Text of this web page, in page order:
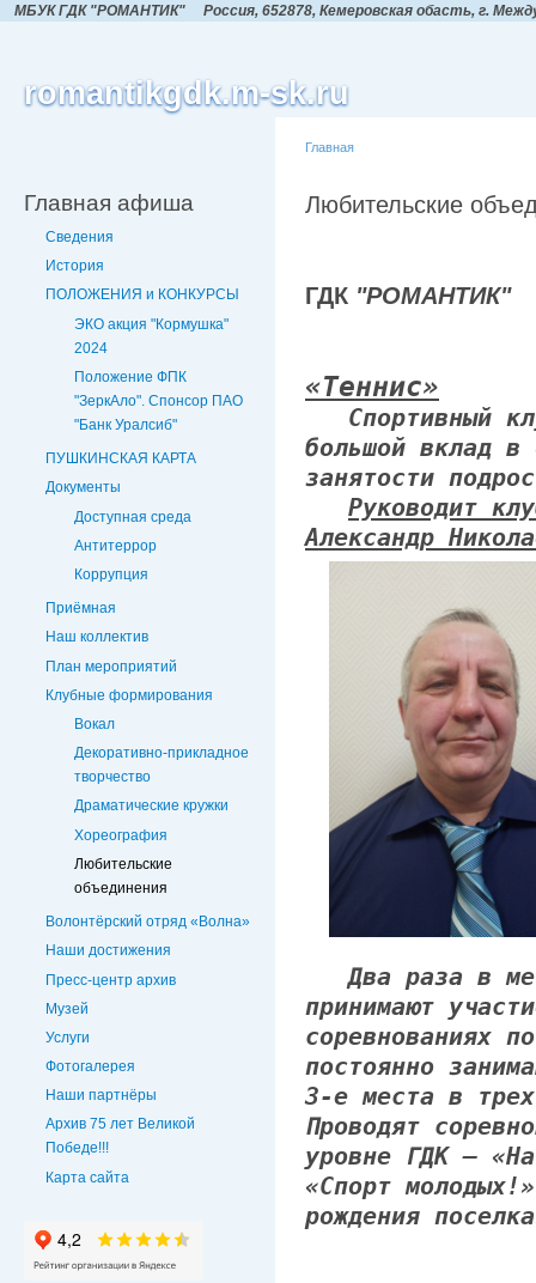
МБУК ГДК "РОМАНТИК" Россия, 652878, Кемеровская обасть, г.
romantikgdk.m-sk.ru
Главная афиша
Сведения
История
ПОЛОЖЕНИЯ и КОНКУРСЫ
ЭКО акция "Кормушка"
2024
Положение ФПК
"ЗеркАло". Спонсор ПАО
"Банк Уралсиб"
ПУШКИНСКАЯ КАРТА
Документы
Доступная среда
Антитеррор
Коррупция
Приёмная
Наш коллектив
План мероприятий
Клубные формирования
Вокал
Декоративно-прикладное
творчество
Драматические кружки
Хореография
Любительские
объединения
Волонтёрский отряд «Волна»
Наши достижения
Пресс-центр архив
Музей
Услуги
Фотогалерея
Наши партнёры
Архив 75 лет Великой
Победе!!!
Карта сайта
Главная
Любительские
ГДК "РОМАНТИК"
«Теннис»
Спортивный
большой вклад в
занятости
Руководит
Александр
Два раза в
принимают
соревнованиях
постоянно
3-е места в
Проводят
уровне ГДК –
«Спорт
рождения